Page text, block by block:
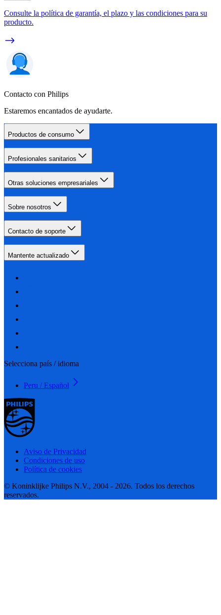
Consulte la política de garantía, el plazo y las condiciones para su
producto.
Contacto con Philips
Estaremos encantados de ayudarte.
Productos de consumo
Profesionales sanitarios
Otras soluciones empresariales
Sobre nosotros
Contacto de soporte
Mantente actualizado
Selecciona país / idioma
Peru / Español
Aviso de Privacidad
Condiciones de uso
Política de cookies
© Koninklijke Philips N.V., 2004 - 2026. Todos los derechos
reservados.